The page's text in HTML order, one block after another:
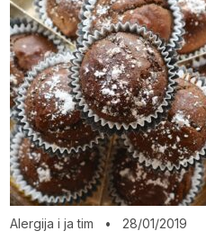
Alergija i ja tim • 28/01/2019